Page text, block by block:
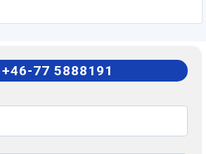
+46-77 5888191